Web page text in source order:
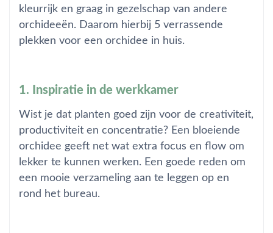
kleurrijk en graag in gezelschap van andere
orchideeën. Daarom hierbij 5 verrassende
plekken voor een orchidee in huis.
1. Inspiratie in de werkkamer
Wist je dat planten goed zijn voor de creativiteit,
productiviteit en concentratie? Een bloeiende
orchidee geeft net wat extra focus en flow om
lekker te kunnen werken. Een goede reden om
een mooie verzameling aan te leggen op en
rond het bureau.